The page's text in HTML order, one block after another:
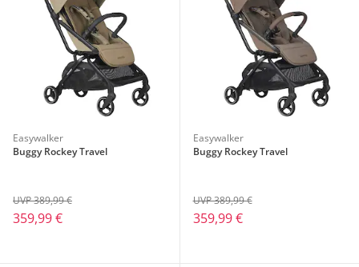
Easywalker
Buggy Rockey Travel
359,99 €
UVP 389,99 €
Easywalker
Buggy Rockey Travel
359,99 €
UVP 389,99 €